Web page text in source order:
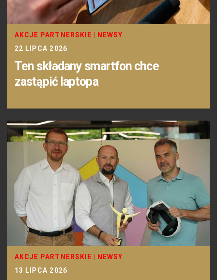
AKCJE PARTNERSKIE
NEWSY
22 LIPCA 2026
Ten składany smartfon chce
zastąpić laptopa
AKCJE PARTNERSKIE
NEWSY
13 LIPCA 2026